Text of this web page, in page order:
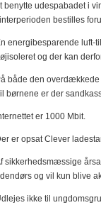
benytte udespabadet i
bestilles
energibesparende luft-
og der kan
både den
børnene er der
er 1000 Mbit.
er opsat Clever
sikkerhedsmæssige
og vil kun blive
ikke til